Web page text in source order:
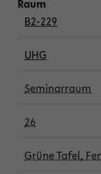
B2-229
UHG
Seminarraum
26
Grüne Tafel,